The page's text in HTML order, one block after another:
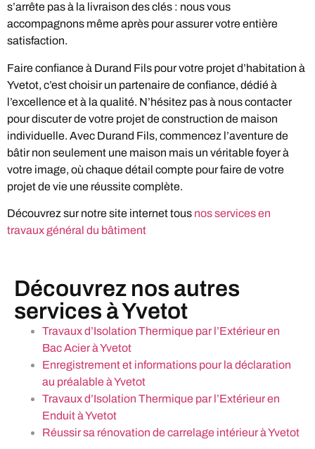
s’arrête pas à la livraison des clés : nous vous
accompagnons même après pour assurer votre entière
satisfaction.
Faire confiance à Durand Fils pour votre projet d’habitation à
Yvetot, c’est choisir un partenaire de confiance, dédié à
l’excellence et à la qualité. N’hésitez pas à nous contacter
pour discuter de votre projet de construction de maison
individuelle. Avec Durand Fils, commencez l’aventure de
bâtir non seulement une maison mais un véritable foyer à
votre image, où chaque détail compte pour faire de votre
projet de vie une réussite complète.
Découvrez sur notre site internet tous nos services en
travaux général du bâtiment
Découvrez nos autres
services à Yvetot
Travaux d’Isolation Thermique par l’Extérieur en
Bac Acier à Yvetot
Enregistrement et informations pour la déclaration
au préalable à Yvetot
Travaux d’Isolation Thermique par l’Extérieur en
Enduit à Yvetot
Réussir sa rénovation de carrelage intérieur à Yvetot